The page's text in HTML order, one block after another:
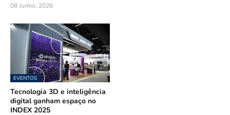
08 Junho, 2026
EVENTOS
Tecnologia 3D e inteligência
digital ganham espaço no
INDEX 2025